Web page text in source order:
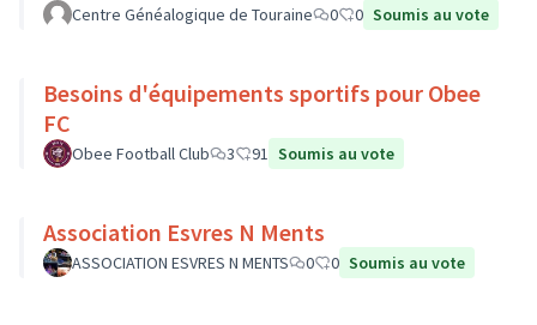
Centre Généalogique de Touraine 0 0 Soumis au vote
Besoins d'équipements sportifs pour Obee
FC
Obee Football Club 3 91 Soumis au vote
Association Esvres N Ments
ASSOCIATION ESVRES N MENTS 0 0 Soumis au vote